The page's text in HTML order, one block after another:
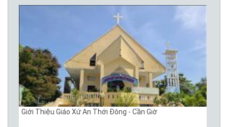
Giới Thiệu Giáo Xứ An Thới Đông - Cần Giờ